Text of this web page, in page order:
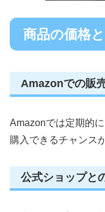
商品の価格
Amazonでの販
Amazonでは定期的
購入できるチャンス
公式ショップと